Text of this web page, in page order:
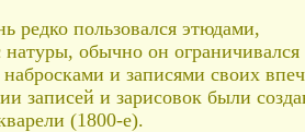
редко пользовался этюдами,
обычно он ограничивался
и записями своих
записей и зарисовок были
(1800-е).